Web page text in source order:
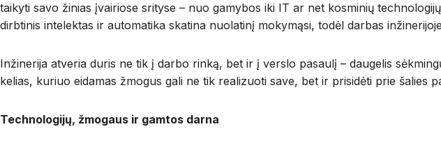
taikyti savo žinias įvairiose srityse – nuo gamybos iki IT ar net kosminių
dirbtinis intelektas ir automatika skatina nuolatinį mokymąsi, todėl darbas
Inžinerija atveria duris ne tik į darbo rinką, bet ir į verslo pasaulį – daugelis
kelias, kuriuo eidamas žmogus gali ne tik realizuoti save, bet ir prisidėti prie šalies
Technologijų, žmogaus ir gamtos darna